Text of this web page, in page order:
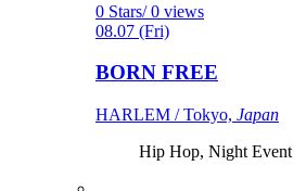
0 Stars/ 0 views
08.07 (Fri)
BORN FREE
HARLEM / Tokyo, Japan
Hip Hop, Night Event